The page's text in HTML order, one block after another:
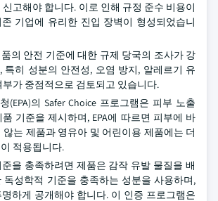
고해야 합니다. 이로 인해 규정 준수 비용이
기업에 유리한 진입 장벽이 형성되었습니
의 안전 기준에 대한 규제 당국의 조사가 강
특히 성분의 안전성, 오염 방지, 알레르기 유
부가 중점적으로 검토되고 있습니다.
(EPA)의 Safer Choice 프로그램은 피부 노출
기준을 제시하며, EPA에 따르면 피부에 바
않는 제품과 영유아 및 어린이용 제품에는 더
적용됩니다.
준을 충족하려면 제품은 감작 유발 물질을 배
독성학적 기준을 충족하는 성분을 사용하며,
하게 공개해야 합니다. 이 인증 프로그램은